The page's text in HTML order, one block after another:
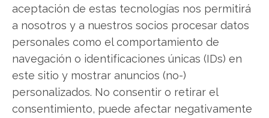
aceptación de estas tecnologías nos permitirá
a nosotros y a nuestros socios procesar datos
personales como el comportamiento de
navegación o identificaciones únicas (IDs) en
este sitio y mostrar anuncios (no-)
personalizados. No consentir o retirar el
consentimiento, puede afectar negativamente
Beyond Meat
Compartir este artículo
Twitter